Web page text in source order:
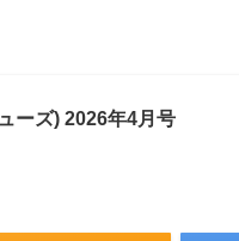
ーズ) 2026年4月号